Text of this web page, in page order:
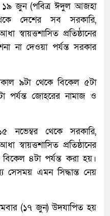
জুন (পবিত্র ঈদুল আজহা
দেশের সব সরকারি,
স্বায়ত্তশাসিত প্রতিষ্ঠানের
না দেওয়া পর্যন্ত সরকার
৯টা থেকে বিকেল ৫টা
পর্যন্ত জোহরের নামাজ ও
থেকে সরকারি,
স্বায়ত্তশাসিত প্রতিষ্ঠানের
৪টা পর্যন্ত করা হয়।
সেসময় এমন সিদ্ধান্ত নেয়
(১৭ জুন) উদযাপিত হ‌য়